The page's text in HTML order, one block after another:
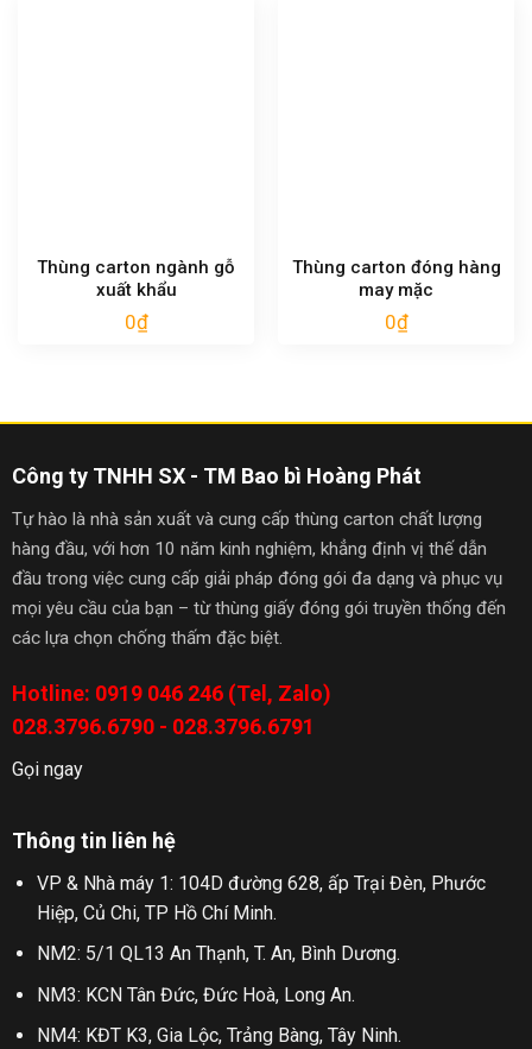
Thùng carton ngành gỗ
xuất khẩu
0₫
Thùng carton đóng hàng
may mặc
0₫
Công ty TNHH SX - TM Bao bì Hoàng Phát
Tự hào là nhà sản xuất và cung cấp thùng carton chất lượng
hàng đầu, với hơn 10 năm kinh nghiệm, khẳng định vị thế dẫn
đầu trong việc cung cấp giải pháp đóng gói đa dạng và phục vụ
mọi yêu cầu của bạn – từ thùng giấy đóng gói truyền thống đến
các lựa chọn chống thấm đặc biệt.
Hotline: 0919 046 246 (Tel, Zalo)
028.3796.6790 - 028.3796.6791
Gọi ngay
Thông tin liên hệ
VP & Nhà máy 1: 104D đường 628, ấp Trại Đèn, Phước
Hiệp, Củ Chi, TP Hồ Chí Minh.
NM2: 5/1 QL13 An Thạnh, T. An, Bình Dương.
NM3: KCN Tân Đức, Đức Hoà, Long An.
NM4: KĐT K3, Gia Lộc, Trảng Bàng, Tây Ninh.